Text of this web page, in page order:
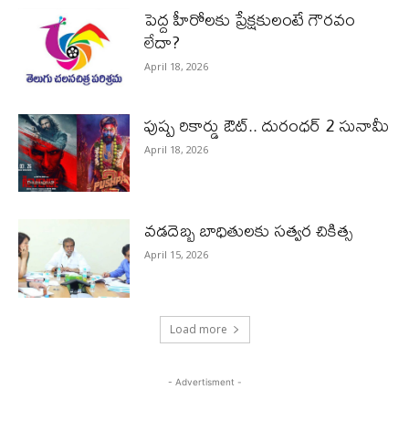
పెద్ద హీరోల‌కు ప్రేక్ష‌కులంటే గౌర‌వం
లేదా?
April 18, 2026
పుష్ప రికార్డు ఔట్‌.. దురంధ‌ర్ 2 సునామీ
April 18, 2026
వడదెబ్బ బాధితులకు సత్వర చికిత్స
April 15, 2026
Load more
- Advertisment -